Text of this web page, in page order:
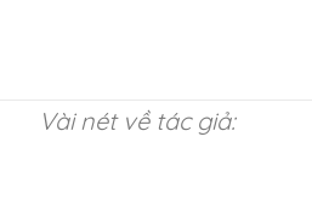
Vài nét về tác giả: